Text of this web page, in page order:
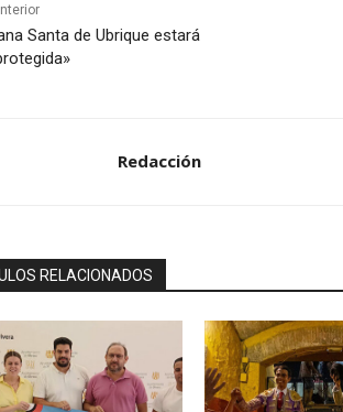
Santa de Ubrique estará
Redacción
RELACIONADOS